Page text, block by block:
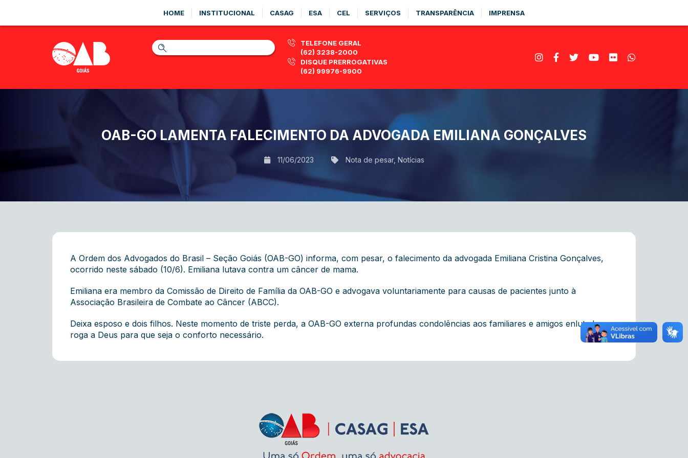
HOME INSTITUCIONAL CASAG ESA CEL SERVIÇOS TRANSPARÊNCIA IMPRENSA
TELEFONE GERAL
(62) 3238-2000
DISQUE PRERROGATIVAS
(62) 99976-9900
OAB-GO LAMENTA FALECIMENTO DA ADVOGADA EMILIANA GONÇALVES
11/06/2023 Nota de pesar, Notícias
A Ordem dos Advogados do Brasil – Seção Goiás (OAB-GO) informa, com pesar, o falecimento da advogada Emiliana Cristina Gonçalves,
ocorrido neste sábado (10/6). Emiliana lutava contra um câncer de mama.
Emiliana era membro da Comissão de Direito de Família da OAB-GO e advogava voluntariamente para causas de pacientes junto à
Associação Brasileira de Combate ao Câncer (ABCC).
Deixa esposo e dois filhos. Neste momento de triste perda, a OAB-GO externa profundas condolências aos familiares e amigos enlutados e
roga a Deus para que seja o conforto necessário.